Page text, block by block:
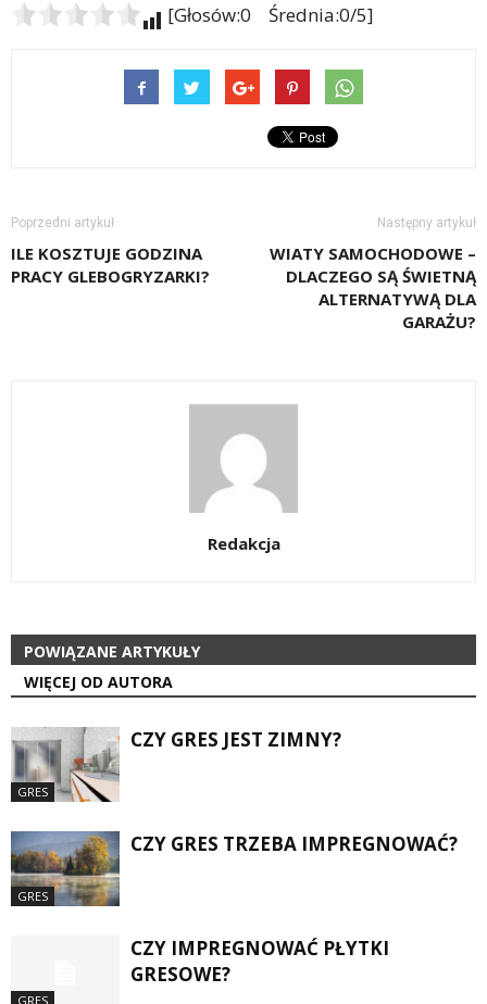
[Głosów:0 Średnia:0/5]
Poprzedni artykuł
ILE KOSZTUJE GODZINA
PRACY GLEBOGRYZARKI?
Następny artykuł
WIATY SAMOCHODOWE –
DLACZEGO SĄ ŚWIETNĄ
ALTERNATYWĄ DLA
GARAŻU?
Redakcja
POWIĄZANE ARTYKUŁY
WIĘCEJ OD AUTORA
GRES
CZY GRES JEST ZIMNY?
GRES
CZY GRES TRZEBA IMPREGNOWAĆ?
GRES
CZY IMPREGNOWAĆ PŁYTKI
GRESOWE?